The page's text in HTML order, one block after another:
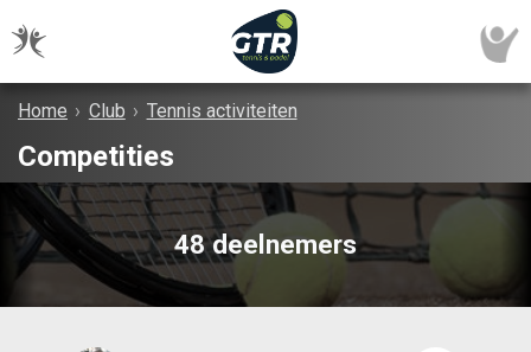
Home › Club › Tennis activiteiten
Competities
48 deelnemers